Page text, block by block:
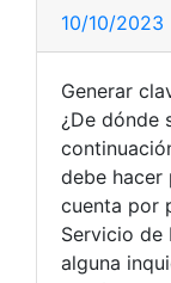
10/10/2023
Generar
¿De dónde
debe hacer
cuenta por
Servicio de
alguna